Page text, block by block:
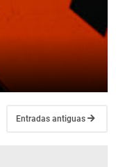
Entradas antiguas